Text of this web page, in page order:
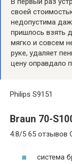
своей
недопустима
пришлось взять
мягко и совсем
руке, удаляет
цену оправдало
Philips S9151
Braun 70-
4.8/5 65 отзывов
система